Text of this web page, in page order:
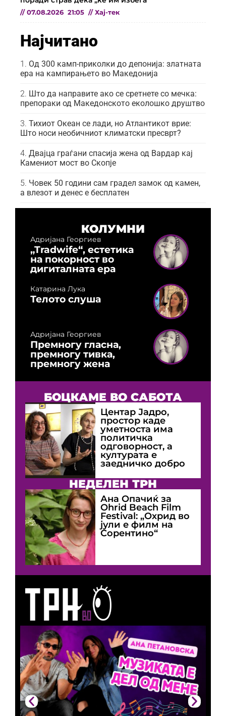
// 07.08.2026 21:05 // Хај-тек
Најчитано
Од 300 камп-приколки до депонија: златната
ера на кампирањето во Македонија
Што да направите ако се сретнете со мечка:
препораки од Македонското еколошко друштво
Тихиот Океан се лади, но Атлантикот врие:
Што носи необичниот климатски пресврт?
Двајца граѓани спасија жена од Вардар кај
Камениот мост во Скопје
Човек 50 години сам градел замок од камен,
а влезот и денес е бесплатен
КОЛУМНИ
Адријана Георгиев
„Tradwife“, естетика
на покорност во
дигиталната ера
Катарина Лука
Телото слуша
Адријана Георгиев
Премногу гласна,
премногу тивка,
премногу жена
БОЦКАМЕ ВО САБОТА
Центар Јадро,
простор каде
уметноста има
политичка
одговорност, а
културата е
заедничко добро
НЕДЕЛЕН ТРН
Ана Опачиќ за
Оhrid Beach Film
Festival: „Охрид во
јули е филм на
Сорентино“